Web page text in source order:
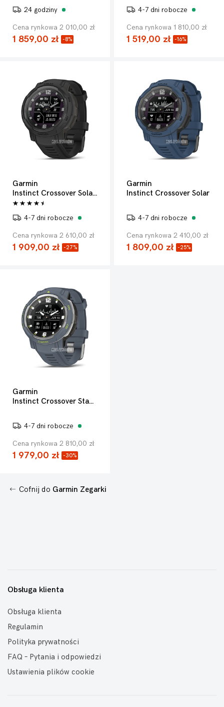
24 godziny
Cena rynkowa 2 010,00 zł
1 859,00 zł -8%
4-7 dni robocze
Cena rynkowa 1 810,00 zł
1 519,00 zł -16%
Garmin
Instinct Crossover Solar Tactical Edition
4-7 dni robocze
Cena rynkowa 2 610,00 zł
1 909,00 zł -27%
Garmin
Instinct Crossover Solar
4-7 dni robocze
Cena rynkowa 2 410,00 zł
1 809,00 zł -25%
Garmin
Instinct Crossover Standard Edition
4-7 dni robocze
Cena rynkowa 2 810,00 zł
1 979,00 zł -30%
Cofnij do Garmin Zegarki
Obsługa klienta
Obsługa klienta
Regulamin
Polityka prywatności
FAQ – Pytania i odpowiedzi
Ustawienia plików cookie